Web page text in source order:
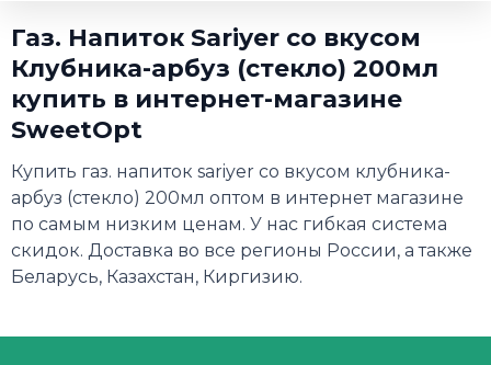
Газ. Напиток Sariyer со вкусом
Клубника-арбуз (стекло) 200мл
купить в интернет-магазине
SweetOpt
Купить газ. напиток sariyer со вкусом клубника-
арбуз (стекло) 200мл оптом в интернет магазине
по самым низким ценам. У нас гибкая система
скидок. Доставка во все регионы России, а также
Беларусь, Казахстан, Киргизию.